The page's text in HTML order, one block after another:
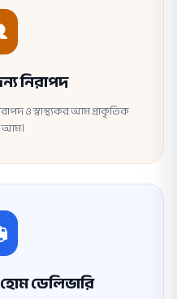
নিরাপদ
ও স্বাস্থ্যকর আম প্রাকৃতিক
আম।
ডেলিভারি